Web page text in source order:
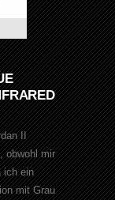
II
obwohl mir
ich ein
mit Grau